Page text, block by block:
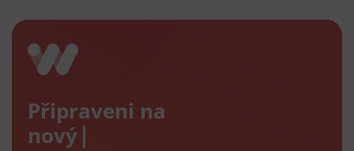
Připraveni na
nový e-sho